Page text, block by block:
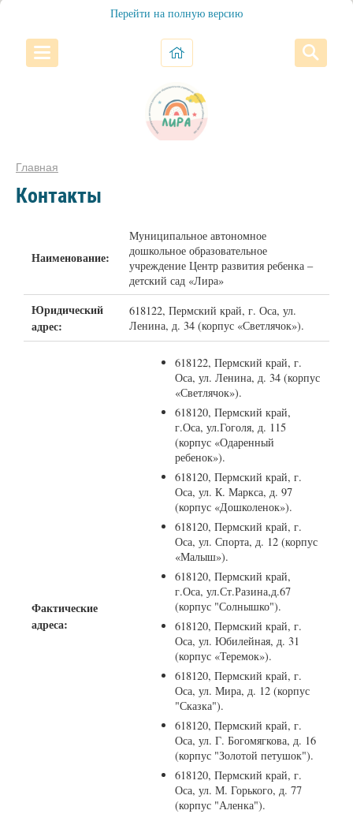
Перейти на полную версию
Главная
Контакты
Наименование:
Муниципальное автономное
дошкольное образовательное
учреждение Центр развития ребенка –
детский сад «Лира»
Юридический
адрес:
618122, Пермский край, г. Оса, ул.
Ленина, д. 34 (корпус «Светлячок»).
Фактические
адреса:
618122, Пермский край, г.
Оса, ул. Ленина, д. 34 (корпус
«Светлячок»).
618120, Пермский край,
г.Оса, ул.Гоголя, д. 115
(корпус «Одаренный
ребенок»).
618120, Пермский край, г.
Оса, ул. К. Маркса, д. 97
(корпус «Дошколенок»).
618120, Пермский край, г.
Оса, ул. Спорта, д. 12 (корпус
«Малыш»).
618120, Пермский край,
г.Оса, ул.Ст.Разина,д.67
(корпус "Солнышко").
618120, Пермский край, г.
Оса, ул. Юбилейная, д. 31
(корпус «Теремок»).
618120, Пермский край, г.
Оса, ул. Мира, д. 12 (корпус
"Сказка").
618120, Пермский край, г.
Оса, ул. Г. Богомягкова, д. 16
(корпус "Золотой петушок").
618120, Пермский край, г.
Оса, ул. М. Горького, д. 77
(корпус "Аленка").